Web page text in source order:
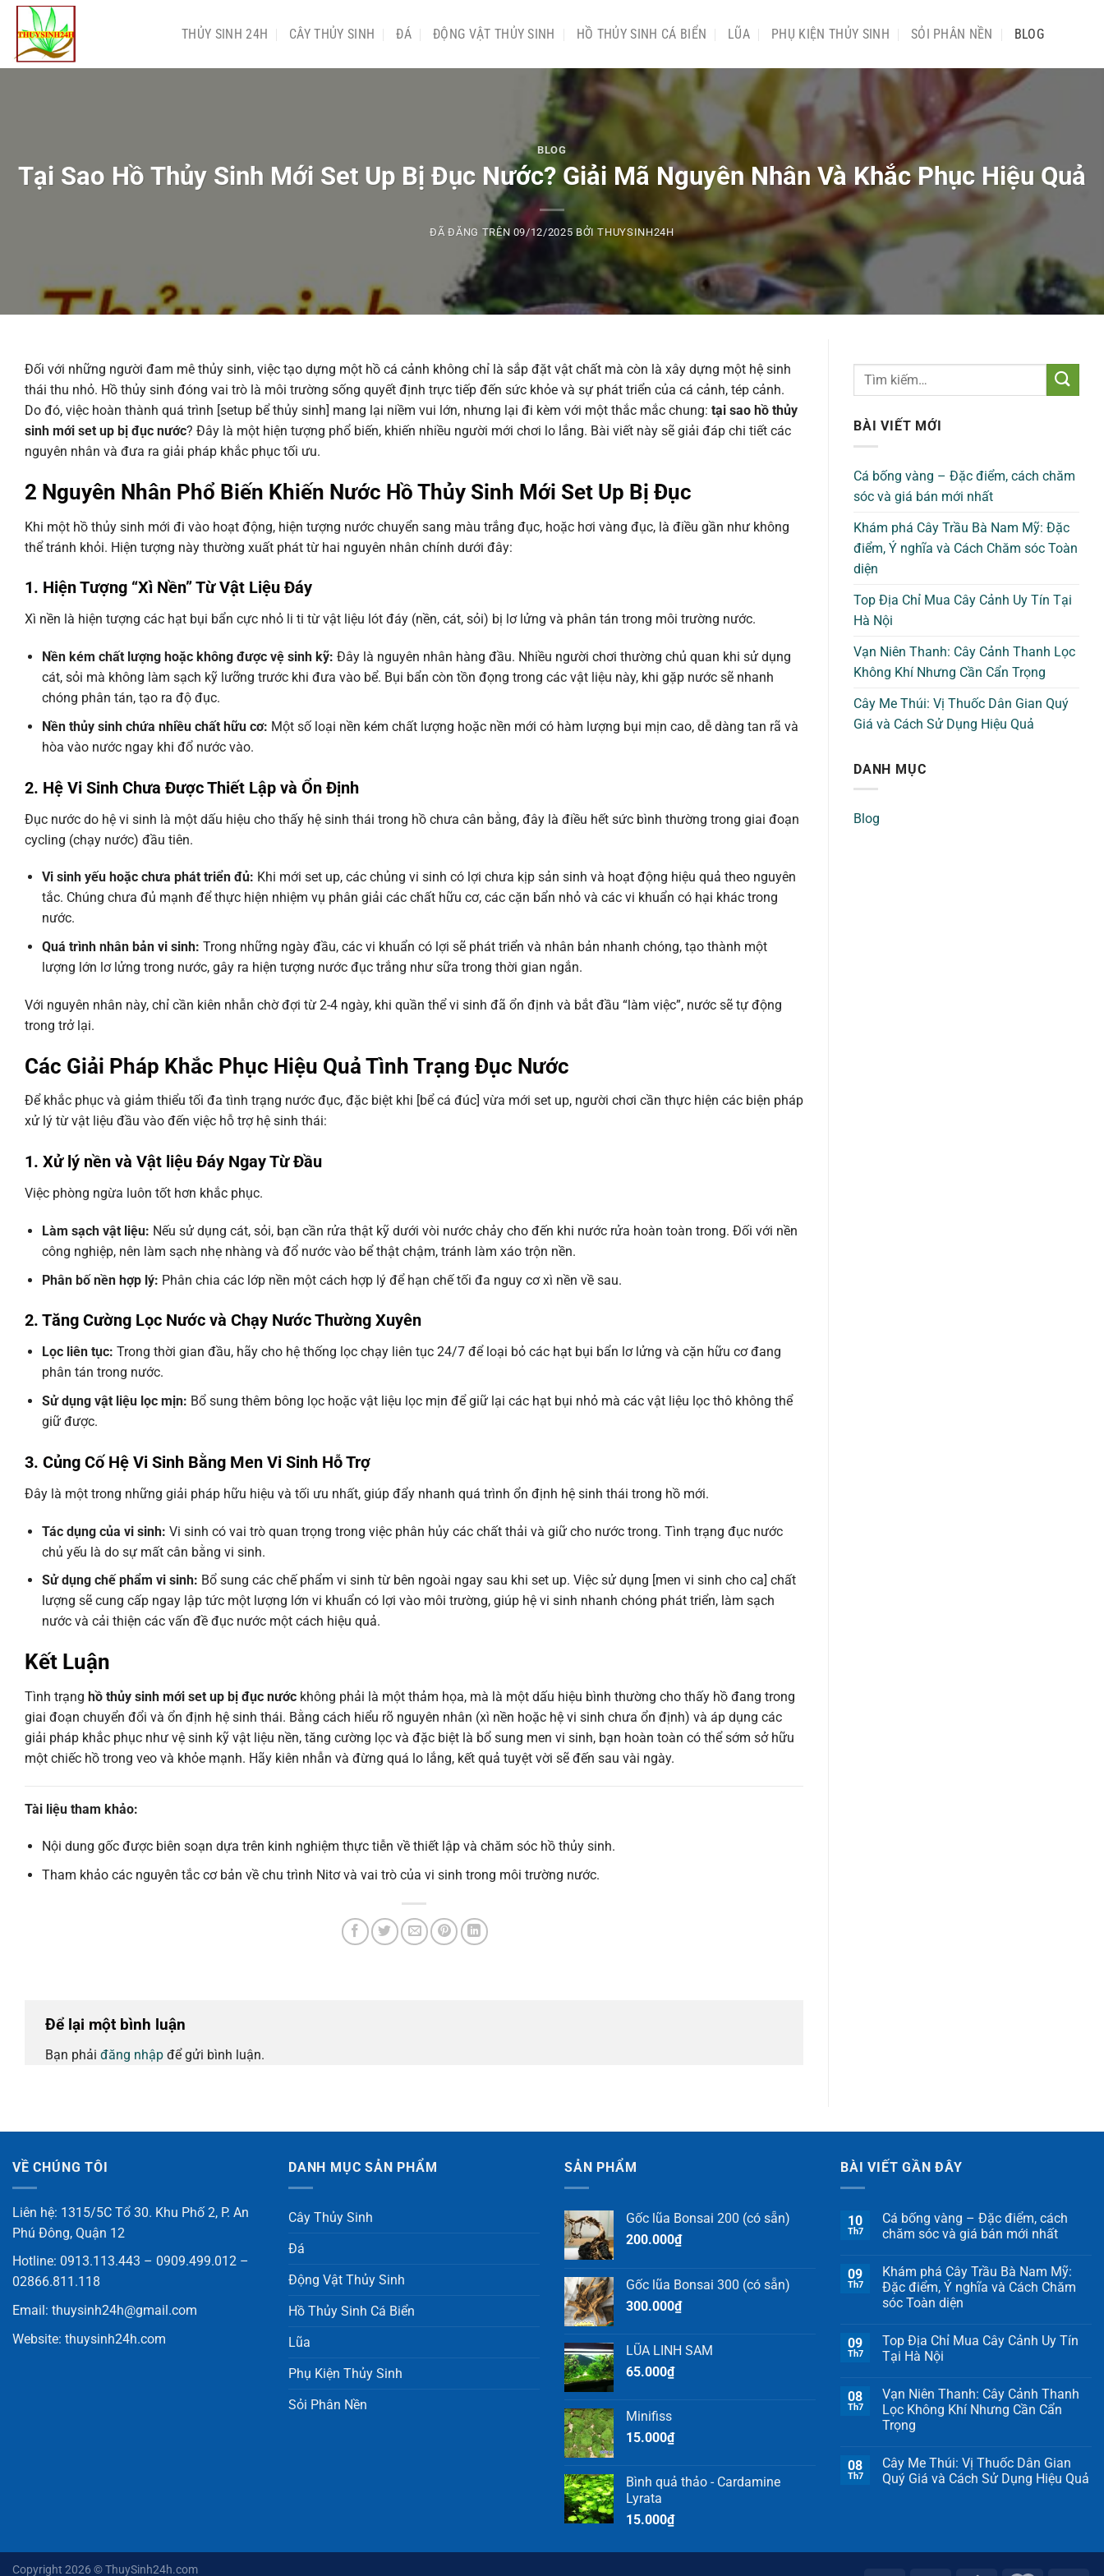
Chuyển
đến
dung
THỦY SINH 24H CÂY THỦY SINH ĐÁ ĐỘNG VẬT THỦY SINH HỒ THỦY SINH CÁ BIỂN LŨA PHỤ KIỆN THỦY SINH SỎI PHÂN NỀN BLOG
BLOG
Tại Sao Hồ Thủy Sinh Mới Set Up Bị Đục Nước? Giải Mã Nguyên Nhân Và Khắc Phục Hiệu Quả
ĐÃ ĐĂNG TRÊN 09/12/2025 BỞITHUYSINH24H
Đối với những người đam mê thủy sinh, việc tạo dựng một hồ cá cảnh không chỉ là sắp đặt vật chất mà còn là xây dựng một hệ sinh
thái thu nhỏ. Hồ thủy sinh đóng vai trò là môi trường sống quyết định trực tiếp đến sức khỏe và sự phát triển của cá cảnh, tép cảnh.
Do đó, việc hoàn thành quá trình [setup bể thủy sinh] mang lại niềm vui lớn, nhưng lại đi kèm với một thắc mắc chung: tại sao hồ thủy
sinh mới set up bị đục nước? Đây là một hiện tượng phổ biến, khiến nhiều người mới chơi lo lắng. Bài viết này sẽ giải đáp chi tiết các
nguyên nhân và đưa ra giải pháp khắc phục tối ưu.
2 Nguyên Nhân Phổ Biến Khiến Nước Hồ Thủy Sinh Mới Set Up Bị Đục
Khi một hồ thủy sinh mới đi vào hoạt động, hiện tượng nước chuyển sang màu trắng đục, hoặc hơi vàng đục, là điều gần như không
thể tránh khỏi. Hiện tượng này thường xuất phát từ hai nguyên nhân chính dưới đây:
1. Hiện Tượng “Xì Nền” Từ Vật Liệu Đáy
Xì nền là hiện tượng các hạt bụi bẩn cực nhỏ li ti từ vật liệu lót đáy (nền, cát, sỏi) bị lơ lửng và phân tán trong môi trường nước.
Nền kém chất lượng hoặc không được vệ sinh kỹ: Đây là nguyên nhân hàng đầu. Nhiều người chơi thường chủ quan khi sử dụng
cát, sỏi mà không làm sạch kỹ lưỡng trước khi đưa vào bể. Bụi bẩn còn tồn đọng trong các vật liệu này, khi gặp nước sẽ nhanh
chóng phân tán, tạo ra độ đục.
Nền thủy sinh chứa nhiều chất hữu cơ: Một số loại nền kém chất lượng hoặc nền mới có hàm lượng bụi mịn cao, dễ dàng tan rã và
hòa vào nước ngay khi đổ nước vào.
2. Hệ Vi Sinh Chưa Được Thiết Lập và Ổn Định
Đục nước do hệ vi sinh là một dấu hiệu cho thấy hệ sinh thái trong hồ chưa cân bằng, đây là điều hết sức bình thường trong giai đoạn
cycling (chạy nước) đầu tiên.
Vi sinh yếu hoặc chưa phát triển đủ: Khi mới set up, các chủng vi sinh có lợi chưa kịp sản sinh và hoạt động hiệu quả theo nguyên
tắc. Chúng chưa đủ mạnh để thực hiện nhiệm vụ phân giải các chất hữu cơ, các cặn bẩn nhỏ và các vi khuẩn có hại khác trong
nước.
Quá trình nhân bản vi sinh: Trong những ngày đầu, các vi khuẩn có lợi sẽ phát triển và nhân bản nhanh chóng, tạo thành một
lượng lớn lơ lửng trong nước, gây ra hiện tượng nước đục trắng như sữa trong thời gian ngắn.
Với nguyên nhân này, chỉ cần kiên nhẫn chờ đợi từ 2-4 ngày, khi quần thể vi sinh đã ổn định và bắt đầu “làm việc”, nước sẽ tự động
trong trở lại.
Các Giải Pháp Khắc Phục Hiệu Quả Tình Trạng Đục Nước
Để khắc phục và giảm thiểu tối đa tình trạng nước đục, đặc biệt khi [bể cá đúc] vừa mới set up, người chơi cần thực hiện các biện pháp
xử lý từ vật liệu đầu vào đến việc hỗ trợ hệ sinh thái:
1. Xử lý nền và Vật liệu Đáy Ngay Từ Đầu
Việc phòng ngừa luôn tốt hơn khắc phục.
Làm sạch vật liệu: Nếu sử dụng cát, sỏi, bạn cần rửa thật kỹ dưới vòi nước chảy cho đến khi nước rửa hoàn toàn trong. Đối với nền
công nghiệp, nên làm sạch nhẹ nhàng và đổ nước vào bể thật chậm, tránh làm xáo trộn nền.
Phân bố nền hợp lý: Phân chia các lớp nền một cách hợp lý để hạn chế tối đa nguy cơ xì nền về sau.
2. Tăng Cường Lọc Nước và Chạy Nước Thường Xuyên
Lọc liên tục: Trong thời gian đầu, hãy cho hệ thống lọc chạy liên tục 24/7 để loại bỏ các hạt bụi bẩn lơ lửng và cặn hữu cơ đang
phân tán trong nước.
Sử dụng vật liệu lọc mịn: Bổ sung thêm bông lọc hoặc vật liệu lọc mịn để giữ lại các hạt bụi nhỏ mà các vật liệu lọc thô không thể
giữ được.
3. Củng Cố Hệ Vi Sinh Bằng Men Vi Sinh Hỗ Trợ
Đây là một trong những giải pháp hữu hiệu và tối ưu nhất, giúp đẩy nhanh quá trình ổn định hệ sinh thái trong hồ mới.
Tác dụng của vi sinh: Vi sinh có vai trò quan trọng trong việc phân hủy các chất thải và giữ cho nước trong. Tình trạng đục nước
chủ yếu là do sự mất cân bằng vi sinh.
Sử dụng chế phẩm vi sinh: Bổ sung các chế phẩm vi sinh từ bên ngoài ngay sau khi set up. Việc sử dụng [men vi sinh cho ca] chất
lượng sẽ cung cấp ngay lập tức một lượng lớn vi khuẩn có lợi vào môi trường, giúp hệ vi sinh nhanh chóng phát triển, làm sạch
nước và cải thiện các vấn đề đục nước một cách hiệu quả.
Kết Luận
Tình trạng hồ thủy sinh mới set up bị đục nước không phải là một thảm họa, mà là một dấu hiệu bình thường cho thấy hồ đang trong
giai đoạn chuyển đổi và ổn định hệ sinh thái. Bằng cách hiểu rõ nguyên nhân (xì nền hoặc hệ vi sinh chưa ổn định) và áp dụng các
giải pháp khắc phục như vệ sinh kỹ vật liệu nền, tăng cường lọc và đặc biệt là bổ sung men vi sinh, bạn hoàn toàn có thể sớm sở hữu
một chiếc hồ trong veo và khỏe mạnh. Hãy kiên nhẫn và đừng quá lo lắng, kết quả tuyệt vời sẽ đến sau vài ngày.
Tài liệu tham khảo:
Nội dung gốc được biên soạn dựa trên kinh nghiệm thực tiễn về thiết lập và chăm sóc hồ thủy sinh.
Tham khảo các nguyên tắc cơ bản về chu trình Nitơ và vai trò của vi sinh trong môi trường nước.
Để lại một bình luận
Bạn phải đăng nhập để gửi bình luận.
BÀI VIẾT MỚI
Cá bống vàng – Đặc điểm, cách chăm
sóc và giá bán mới nhất
Khám phá Cây Trầu Bà Nam Mỹ: Đặc
điểm, Ý nghĩa và Cách Chăm sóc Toàn
diện
Top Địa Chỉ Mua Cây Cảnh Uy Tín Tại
Hà Nội
Vạn Niên Thanh: Cây Cảnh Thanh Lọc
Không Khí Nhưng Cần Cẩn Trọng
Cây Me Thúi: Vị Thuốc Dân Gian Quý
Giá và Cách Sử Dụng Hiệu Quả
DANH MỤC
Blog
VỀ CHÚNG TÔI
Liên hệ: 1315/5C Tổ 30. Khu Phố 2, P. An
Phú Đông, Quận 12
Hotline: 0913.113.443 – 0909.499.012 –
02866.811.118
Email: thuysinh24h@gmail.com
Website: thuysinh24h.com
DANH MỤC SẢN PHẨM
Cây Thủy Sinh
Đá
Động Vật Thủy Sinh
Hồ Thủy Sinh Cá Biển
Lũa
Phụ Kiện Thủy Sinh
Sỏi Phân Nền
SẢN PHẨM
Gốc lũa Bonsai 200 (có sẵn)
200.000₫
Gốc lũa Bonsai 300 (có sẵn)
300.000₫
LŨA LINH SAM
65.000₫
Minifiss
15.000₫
Bình quả thảo - Cardamine
Lyrata
15.000₫
BÀI VIẾT GẦN ĐÂY
10
Th7
Cá bống vàng – Đặc điểm, cách
chăm sóc và giá bán mới nhất
09
Th7
Khám phá Cây Trầu Bà Nam Mỹ:
Đặc điểm, Ý nghĩa và Cách Chăm
sóc Toàn diện
09
Th7
Top Địa Chỉ Mua Cây Cảnh Uy Tín
Tại Hà Nội
08
Th7
Vạn Niên Thanh: Cây Cảnh Thanh
Lọc Không Khí Nhưng Cần Cẩn
Trọng
08
Th7
Cây Me Thúi: Vị Thuốc Dân Gian
Quý Giá và Cách Sử Dụng Hiệu Quả
Copyright 2026 ©ThuySinh24h.com